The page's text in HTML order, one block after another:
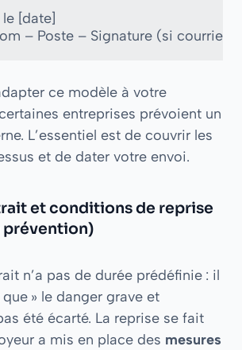
[date]
ce modèle à votre
entreprises prévoient un
L’essentiel est de couvrir les
et de dater votre envoi.
et conditions de reprise
prévention)
n’a pas de durée prédéfinie : il
que » le danger grave et
été écarté. La reprise se fait
a mis en place des mesures